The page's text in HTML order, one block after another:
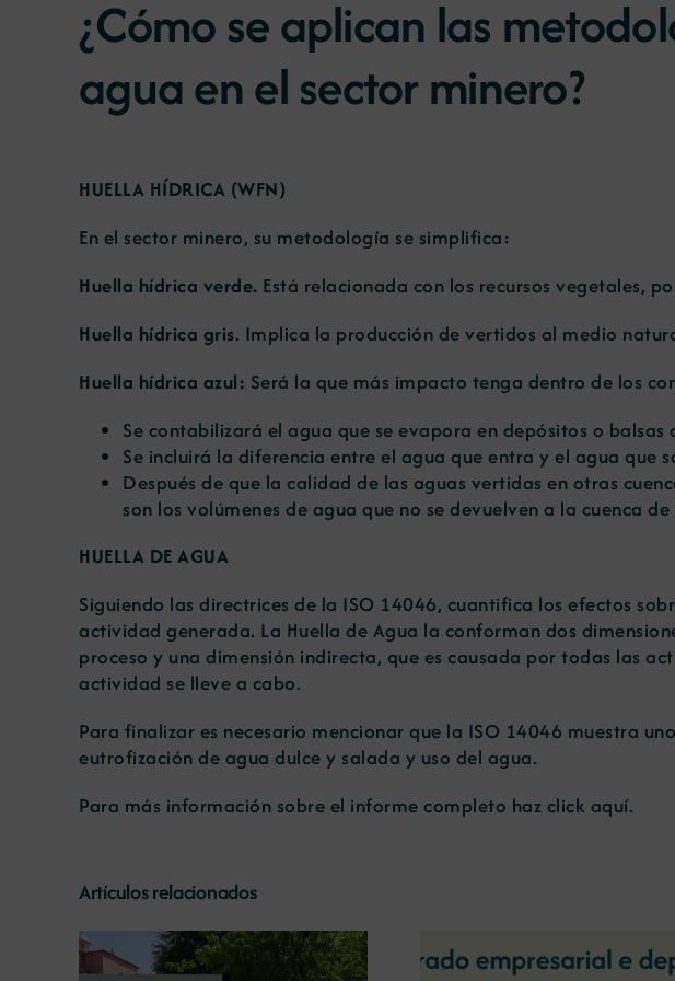
¿Cómo se aplican las
agua en el sector minero?
HUELLA HÍDRICA (WFN)
En el sector minero, su metodología se simplifica:
Huella hídrica verde. Está relacionada con los recursos vegetales,
Huella hídrica gris. Implica la producción de vertidos al medio
Huella hídrica azul: Será la que más impacto tenga dentro de los
Se contabilizará el agua que se evapora en depósitos o
Se incluirá la diferencia entre el agua que entra y el agua que
Después de que la calidad de las aguas vertidas en otras
son los volúmenes de agua que no se devuelven a la cuenca
HUELLA DE AGUA
Siguiendo las directrices de la ISO 14046, cuantifica los efectos
actividad generada. La Huella de Agua la conforman dos
proceso y una dimensión indirecta, que es causada por todas las
actividad se lleve a cabo.
Para finalizar es necesario mencionar que la ISO 14046 muestra
eutrofización de agua dulce y salada y uso del agua.
Para más información sobre el informe completo haz click aquí.
Artículos relacionados